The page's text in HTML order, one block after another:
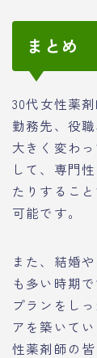
まとめ
30代女性薬
勤務先、役
大きく変わ
して、専門
たりするこ
可能です。
また、結婚
も多い時期
プランをし
アを築いて
性薬剤師の